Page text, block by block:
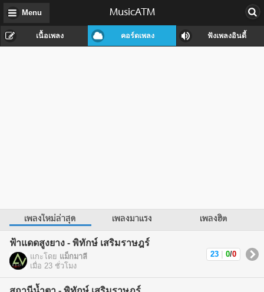
Menu MusicATM
เนื้อเพลง คอร์ดเพลง ฟังเพลงอินดี้
เพลงใหม่ล่าสุด เพลงมาแรง เพลงฮิต
ฟ้าแดดสูงยาง - พิทักษ์ เสริมราษฎร์
แกะโดย แม็กมาลี
เมื่อ 23 ชั่วโมง
23 0/0